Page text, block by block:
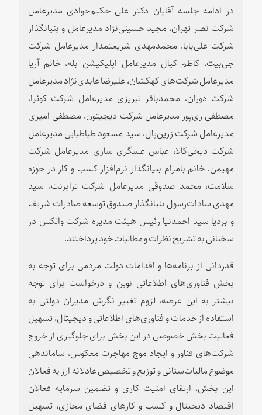
در ادامه جلسه آقایان دکتر علی حکیم‌جوادی مدیرعامل
شرکت نصر تهران، مجید حسینی‌نژاد مدیرعامل و بنیانگذار
شرکت علی‌بابا، محمدمهدی شریعتمدار مدیرعامل شرکت
جی‌بیت، کاظم کیال مدیرعامل اپلیکیشن بله، خانم آریا
مدیرعامل شرکت‌های کهکشان، علیرضا عابدی‌نژاد مدیرعامل
شرکت دوران، محمدباقر تبریزی مدیرعامل شرکت کوئرا،
مصطفی ری‌پور مدیرعامل شرکت دیجیتون، مصطفی امیری
مدیرعامل شرکت زرین‌پال، سید مسعود طباطبایی مدیرعامل
شرکت دیجی‌کالا، عباس عسگری ساری مدیرعامل شرکت
مهیمن، خانم بامرام بنیانگذار نرم‌افزار کسب و کار در حوزه
سلامت، محمد صدوقی مدیرعامل شرکت ترابرنت، سید
مهدی سادات‌رسول بنیانگذار صندوق توسعه صادرات شریف
و بردیا سید احمدنیا رئیس هیئت مدیره شرکت والکس در
سخنانی به تشریح نظرات و مطالبات خود پرداختند.
قدردانی از برنامه‌ها و اقدامات دولت مردمی برای توجه به
بخش فناوری‌های اطلاعاتی نوین و درخواست برای توجه
بیشتر به این عرصه، لزوم تغییر نگرش مدیران دولتی به
استفاده از خدمات و فناوری‌های اطلاعاتی و دیجیتال، تسهیل
فعالیت بخش خصوصی در این بخش برای جلوگیری از خروج
شرکت‌های فناور و ایجاد موج مهاجرت معکوس، ساماندهی
موضوع مالیات‌ستانی و توزیع و تخصیص عادلانه ارز به فعالان
این بخش، ارتقای امنیت کاری و تضمین سرمایه فعالان
اقتصاد دیجیتال و کسب و کارهای فضای مجازی، تسهیل